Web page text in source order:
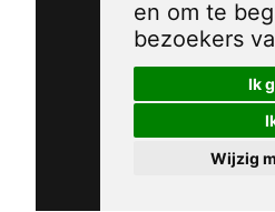
en om te
bezoekers
Ik
Wijzig